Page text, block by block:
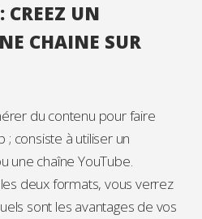
CREEZ UN
CHAINE SUR
du contenu pour faire
consiste à utiliser un
une chaîne YouTube.
deux formats, vous verrez
sont les avantages de vos